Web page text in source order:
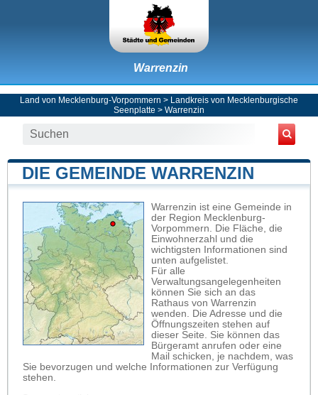
Warrenzin
Land von Mecklenburg-Vorpommern > Landkreis von Mecklenburgische
Seenplatte > Warrenzin
DIE GEMEINDE WARRENZIN
Warrenzin ist eine Gemeinde in
der Region Mecklenburg-
Vorpommern. Die Fläche, die
Einwohnerzahl und die
wichtigsten Informationen sind
unten aufgelistet.
Für alle
Verwaltungsangelegenheiten
können Sie sich an das
Rathaus von Warrenzin
wenden. Die Adresse und die
Öffnungszeiten stehen auf
dieser Seite. Sie können das
Bürgeramt anrufen oder eine
Mail schicken, je nachdem, was
Sie bevorzugen und welche Informationen zur Verfügung
stehen.